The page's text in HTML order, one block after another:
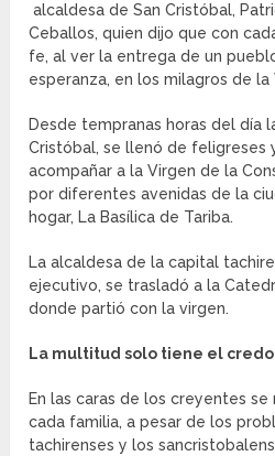
alcaldesa de San Cristóbal,
Ceballos, quien dijo que con
fe, al ver la entrega de un
esperanza, en los milagros de la
Desde tempranas horas del día
Cristóbal, se llenó de feligreses
acompañar a la Virgen de la
por diferentes avenidas de la
hogar, La Basílica de Tariba.
La alcaldesa de la capital
ejecutivo, se trasladó a la
donde partió con la virgen.
La multitud solo tiene el
En las caras de los creyentes
cada familia, a pesar de los
tachirenses y los